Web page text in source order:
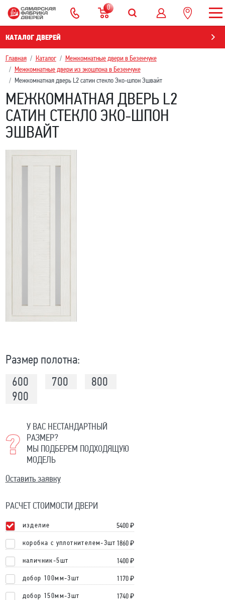
0
КАТАЛОГ ДВЕРЕЙ
Главная Каталог
Межкомнатные двери в Безенчукe
Межкомнатные двери из экошпона в Безенчукe
Межкомнатная дверь L2 сатин стекло Эко-шпон Эшвайт
МЕЖКОМНАТНАЯ ДВЕРЬ L2
САТИН СТЕКЛО ЭКО-ШПОН
ЭШВАЙТ
Размер полотна:
600
700
800
900
У ВАС НЕСТАНДАРТНЫЙ
РАЗМЕР?
МЫ ПОДБЕРЕМ ПОДХОДЯЩУЮ
МОДЕЛЬ
Оставить заявку
РАСЧЕТ СТОИМОСТИ ДВЕРИ
изделие 5400₽
коробка с уплотнителем-3шт 1860 ₽
наличник-5шт 1400 ₽
добор 100мм-3шт 1170 ₽
добор 150мм-3шт 1740 ₽